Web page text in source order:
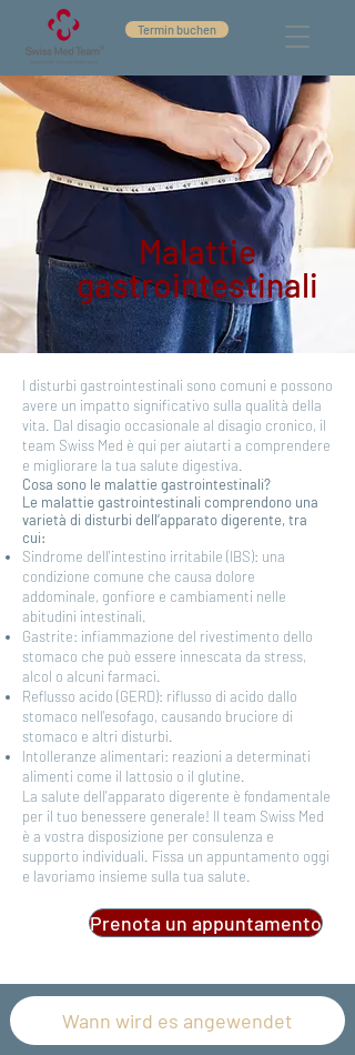
Termin buchen
Malattie
gastrointestinali
I disturbi gastrointestinali sono comuni e possono
avere un impatto significativo sulla qualità della
vita. Dal disagio occasionale al disagio cronico, il
team Swiss Med è qui per aiutarti a comprendere
e migliorare la tua salute digestiva.
Cosa sono le malattie gastrointestinali?
Le malattie gastrointestinali comprendono una
varietà di disturbi dell’apparato digerente, tra
cui:
Sindrome dell'intestino irritabile (IBS): una
condizione comune che causa dolore
addominale, gonfiore e cambiamenti nelle
abitudini intestinali.
Gastrite: infiammazione del rivestimento dello
stomaco che può essere innescata da stress,
alcol o alcuni farmaci.
Reflusso acido (GERD): riflusso di acido dallo
stomaco nell'esofago, causando bruciore di
stomaco e altri disturbi.
Intolleranze alimentari: reazioni a determinati
alimenti come il lattosio o il glutine.
La salute dell'apparato digerente è fondamentale
per il tuo benessere generale! Il team Swiss Med
è a vostra disposizione per consulenza e
supporto individuali. Fissa un appuntamento oggi
e lavoriamo insieme sulla tua salute.
Prenota un appuntamento
Wann wird es angewendet